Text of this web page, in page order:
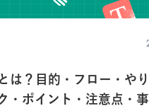
は？目的・フロー・や
・ポイント・注意点・